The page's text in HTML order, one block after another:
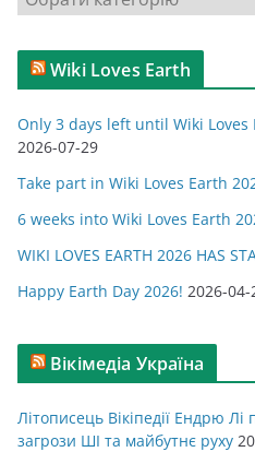
а
т
о
р
і
ї
Wiki Loves Earth
Only 3 days left until Wiki
2026-07-29
Take part in Wiki Loves Earth
6 weeks into Wiki Loves Earth
WIKI LOVES EARTH 2026 HAS
Happy Earth Day 2026! 2026-04-
Вікімедіа Україна
Літописець Вікіпедії Ендрю Лі
загрози ШІ та майбутнє руху